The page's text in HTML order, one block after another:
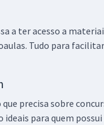
a ter acesso a
Tudo para
precisa sobre
ideais para quem